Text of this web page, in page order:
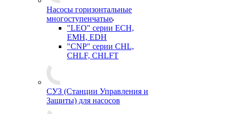
Насосы горизонтальные
многоступенчатые
"LEO" серии ECH,
EMH, EDH
"CNP" серии CHL,
CHLF, CHLFT
СУЗ (Станции Управления и
Защиты) для насосов